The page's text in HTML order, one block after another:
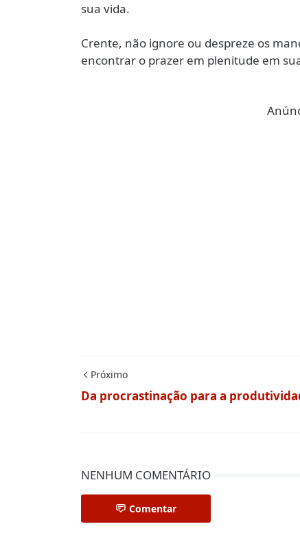
sua vida.
Crente, não ignore ou despreze os
encontrar o prazer em plenitude em
Próximo
Da procrastinação para a
NENHUM COMENTÁRIO
Comentar